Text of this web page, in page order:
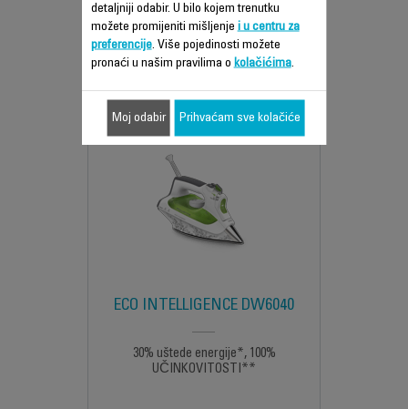
Usporedi
ECO INTELLIGENCE DW6040
30% uštede energije*, 100%
UČINKOVITOSTI**
detaljniji odabir. U bilo kojem trenutku
možete promijeniti mišljenje i u centru za
preferencije. Više pojedinosti možete
pronaći u našim pravilima o kolačićima.
Moj odabir Prihvaćam sve kolačiće